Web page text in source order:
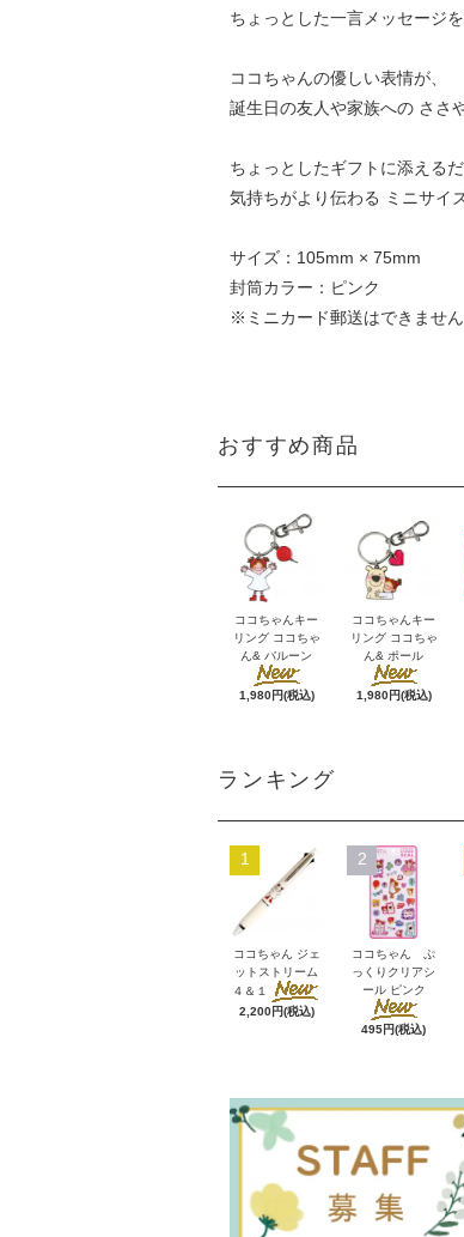
ちょっとした一言メッセージ
ココちゃんの優しい表情が、
誕生日の友人や家族への ささ
ちょっとしたギフトに添えるだ
気持ちがより伝わる ミニサイ
サイズ：105mm × 75mm
封筒カラー：ピンク
※ミニカード郵送はできません
おすすめ商品
ココちゃんキー
リング ココちゃ
ん& バルーン
1,980円(税込)
ココちゃんキー
リング ココちゃ
ん& ポール
1,980円(税込)
ランキング
1
ココちゃん ジェ
ットストリーム
４＆１
2,200円(税込)
2
ココちゃん ぷ
っくりクリアシ
ール ピンク
495円(税込)